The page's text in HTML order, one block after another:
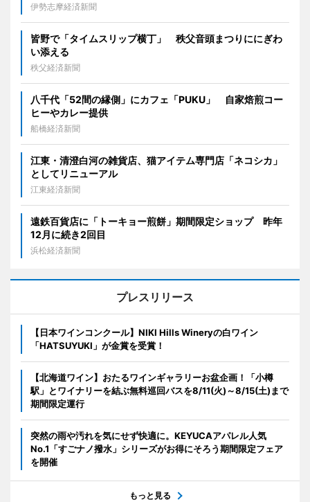
伊勢志摩経済新聞
皆野で「タイムスリップ横丁」 秩父音頭まつりににぎわ
い添える
秩父経済新聞
八千代「52間の縁側」にカフェ「PUKU」 自家焙煎コー
ヒーやカレー提供
船橋経済新聞
江東・清澄白河の雑貨店、猫アイテム専門店「ネコシカ」
としてリニューアル
江東経済新聞
遠鉄百貨店に「トーキョー煎餅」期間限定ショップ 昨年
12月に続き2回目
浜松経済新聞
プレスリリース
【日本ワインコンクール】NIKI Hills Wineryの白ワイン
「HATSUYUKI」が金賞を受賞！
【北海道ワイン】おたるワインギャラリーお盆企画！「小樽
駅」とワイナリーを結ぶ無料巡回バスを8/11(火)～8/15(土)まで
期間限定運行
突然の雨や汚れを気にせず快適に。KEYUCAアパレル人気
No.1「すごナノ撥水」シリーズがお得にそろう期間限定フェア
を開催
もっと見る